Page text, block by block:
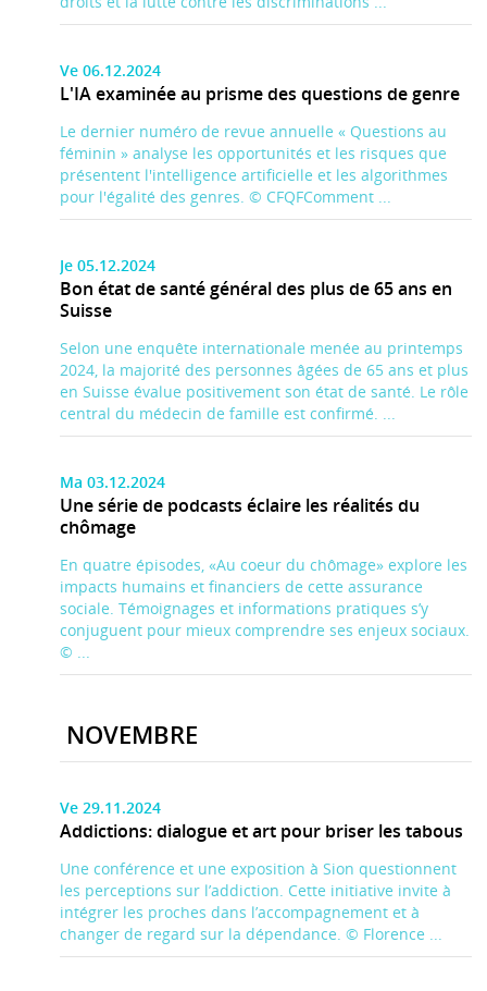
Ve 06.12.2024
L'IA examinée au prisme des questions de genre
Le dernier numéro de revue annuelle « Questions au
féminin » analyse les opportunités et les risques que
présentent l'intelligence artificielle et les algorithmes
pour l'égalité des genres. © CFQFComment ...
Je 05.12.2024
Bon état de santé général des plus de 65 ans en
Suisse
Selon une enquête internationale menée au printemps
2024, la majorité des personnes âgées de 65 ans et plus
en Suisse évalue positivement son état de santé. Le rôle
central du médecin de famille est confirmé. ...
Ma 03.12.2024
Une série de podcasts éclaire les réalités du
chômage
En quatre épisodes, «Au coeur du chômage» explore les
impacts humains et financiers de cette assurance
sociale. Témoignages et informations pratiques s’y
conjuguent pour mieux comprendre ses enjeux sociaux.
© ...
NOVEMBRE
Ve 29.11.2024
Addictions: dialogue et art pour briser les tabous
Une conférence et une exposition à Sion questionnent
les perceptions sur l’addiction. Cette initiative invite à
intégrer les proches dans l’accompagnement et à
changer de regard sur la dépendance. © Florence ...